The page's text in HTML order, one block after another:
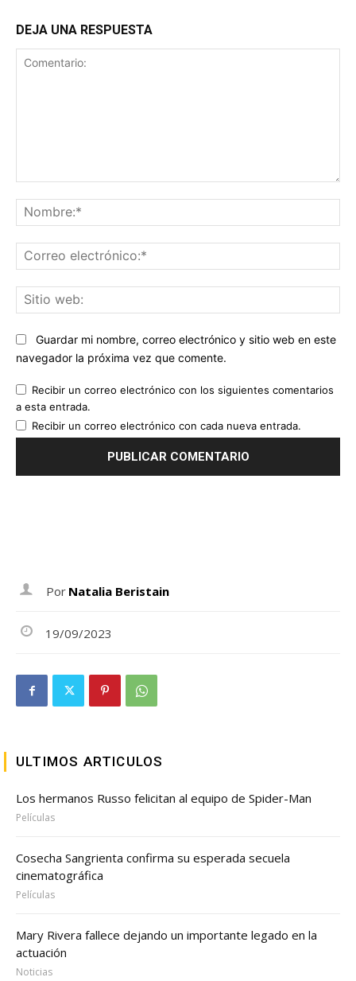
DEJA UNA RESPUESTA
Guardar mi nombre, correo electrónico y sitio web en este
navegador la próxima vez que comente.
Recibir un correo electrónico con los siguientes comentarios
a esta entrada.
Recibir un correo electrónico con cada nueva entrada.
Por Natalia Beristain
19/09/2023
ULTIMOS ARTICULOS
Los hermanos Russo felicitan al equipo de Spider-Man
Películas
Cosecha Sangrienta confirma su esperada secuela
cinematográfica
Películas
Mary Rivera fallece dejando un importante legado en la
actuación
Noticias